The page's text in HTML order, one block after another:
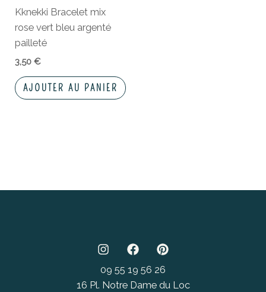
Kknekki Bracelet mix
rose vert bleu argenté
pailleté
3,50€
AJOUTER AU PANIER
09 55 19 56 26
16 Pl. Notre Dame du Loc